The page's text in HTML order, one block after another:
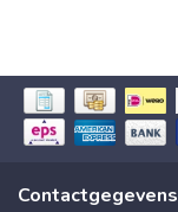
Contactgegevens